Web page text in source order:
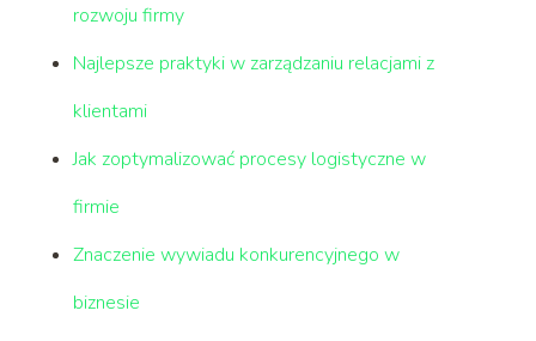
rozwoju firmy
Najlepsze praktyki w zarządzaniu relacjami z
klientami
Jak zoptymalizować procesy logistyczne w
firmie
Znaczenie wywiadu konkurencyjnego w
biznesie